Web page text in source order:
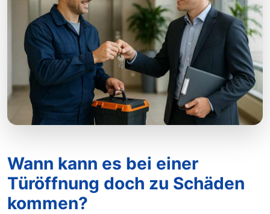
Wann kann es bei einer
Türöffnung doch zu Schäden
kommen?